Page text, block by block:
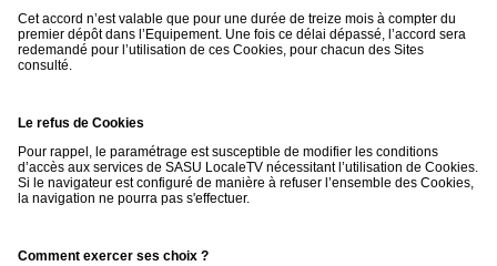
Cet accord n’est valable que pour une durée de treize mois à compter du
premier dépôt dans l’Equipement. Une fois ce délai dépassé, l’accord sera
redemandé pour l’utilisation de ces Cookies, pour chacun des Sites
consulté.
Le refus de Cookies
Pour rappel, le paramétrage est susceptible de modifier les conditions
d’accès aux services de SASU LocaleTV nécessitant l’utilisation de Cookies.
Si le navigateur est configuré de manière à refuser l’ensemble des Cookies,
la navigation ne pourra pas s'effectuer.
Comment exercer ses choix ?